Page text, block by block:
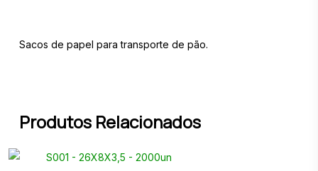
Sacos de papel para transporte de pão.
Produtos Relacionados